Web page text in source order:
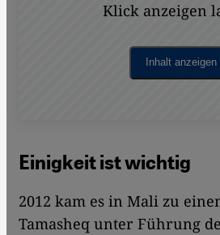
Klick anzeigen
Inhalt anzeigen
Einigkeit ist wichtig
2012 kam es in Mali zu
Tamasheq unter Führung